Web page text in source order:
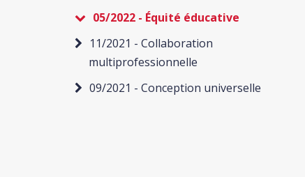
05/2022 - Équité éducative
11/2021 - Collaboration
multiprofessionnelle
09/2021 - Conception universelle